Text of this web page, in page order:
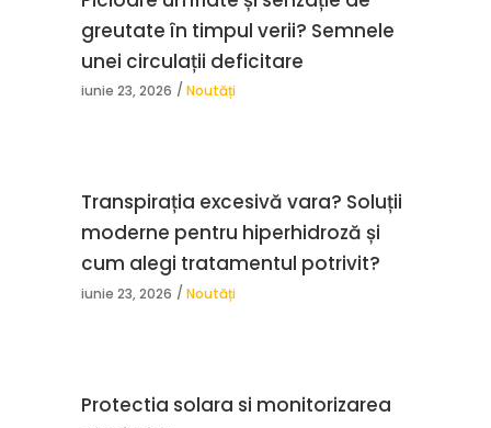
greutate în timpul verii? Semnele
unei circulații deficitare
iunie 23, 2026 Noutăți
Transpirația excesivă vara? Soluții
moderne pentru hiperhidroză și
cum alegi tratamentul potrivit?
iunie 23, 2026 Noutăți
Protectia solara si monitorizarea